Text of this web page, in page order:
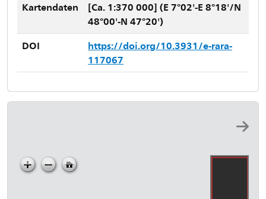
Kartendaten
[Ca. 1:370 000] (E 7°02'-E 8°18'/N
48°00'-N 47°20')
DOI
https://doi.org/10.3931/e-rara-
117067